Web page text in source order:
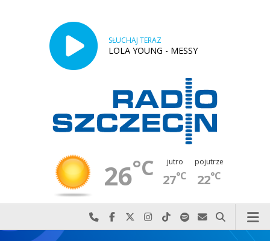
SŁUCHAJ TERAZ
LOLA YOUNG - MESSY
26°C jutro
27°C
pojutrze
22°C
Najlepiej po prostu do nas zadzwoń
Odwiedź nas na Facebook-u
Odwiedź nas na X
Odwiedź nas na Instagram-ie
Odwiedź nas na TikTok-u
Szukaj nas na Spotify
Wyślij do nas
Szukaj